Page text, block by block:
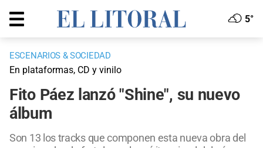
5°
ESCENARIOS & SOCIEDAD
En plataformas, CD y vinilo
Fito Páez lanzó "Shine", su nuevo
álbum
Son 13 los tracks que componen esta nueva obra del